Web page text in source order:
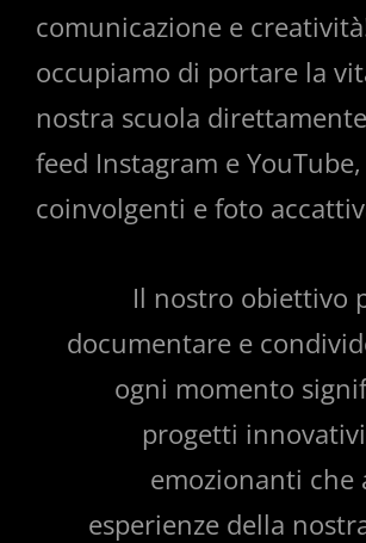
comunicazione e
occupiamo di portare la
nostra scuola
feed Instagram e
coinvolgenti e foto
Il nostro obiettivo
documentare e
ogni momento
progetti
emozionanti che
esperienze della